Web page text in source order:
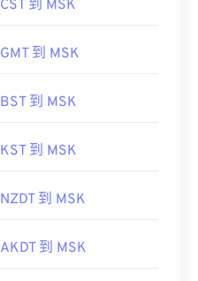
CST 到 MSK
GMT 到 MSK
BST 到 MSK
KST 到 MSK
NZDT 到 MSK
AKDT 到 MSK